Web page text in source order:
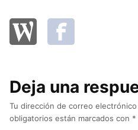
Deja una
Tu dirección de correo
obligatorios están marcados con *